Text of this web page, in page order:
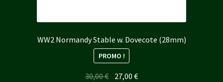
WW2 Normandy Stable w. Dovecote (28mm)
PROMO !
30,00€ Le27,00€Le